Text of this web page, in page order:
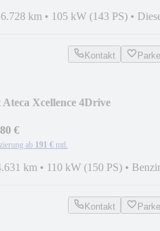
km • 105 kW (143 PS) •
Kontakt
Ateca Xcellence 4Drive
€
ab 191 € mtl.
km • 110 kW (150 PS) •
Kontakt